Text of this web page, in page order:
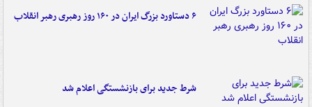
۶ دستاورد بزرگ ایران در ۱۶۰ روز رهبری رهبر انقلاب
شرط جدید برای بازنشستگی اعلام شد